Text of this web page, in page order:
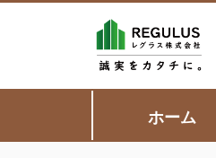
ホーム